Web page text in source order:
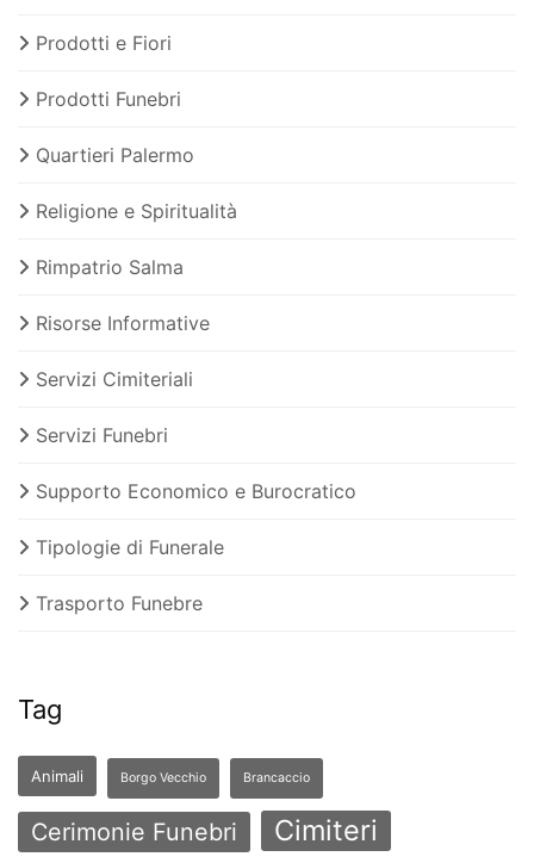
Prodotti e Fiori
Prodotti Funebri
Quartieri Palermo
Religione e Spiritualità
Rimpatrio Salma
Risorse Informative
Servizi Cimiteriali
Servizi Funebri
Supporto Economico e Burocratico
Tipologie di Funerale
Trasporto Funebre
Tag
Animali Borgo Vecchio Brancaccio
Cerimonie Funebri Cimiteri